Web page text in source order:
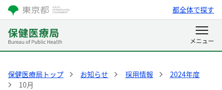
都全体で探す
保健医療局トップ お知らせ 採用情報
2024年度
10月